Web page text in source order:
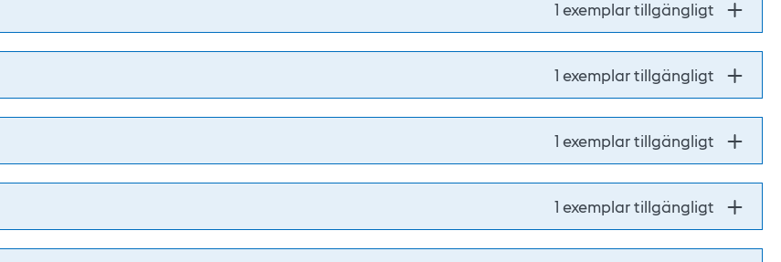
1 exemplar tillgängligt
1 exemplar tillgängligt
1 exemplar tillgängligt
1 exemplar tillgängligt